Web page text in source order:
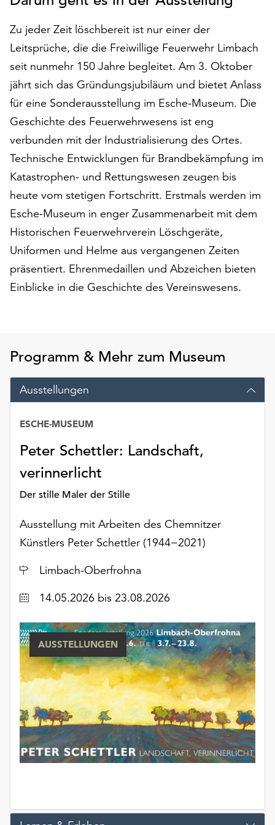
„Alle
akzeptieren“,
um
alle
Cookies
zu
akzeptieren.
Sie
können
Ihr
jederzeit
ändern
und
widerrufen.
Dafür
steht
Ihnen
am
Ende
Schaltfläche
„Cookie-
Einstellungen“
zur
Funktionale
werden
ohne
Ihr
weiterhin
ausgeführt.
Sie
verwendeten
anpassen,
erreichen
Sie
die
Einstellungen
über
die
Schaltfläche
„Auswählen“.
Weitere
Sie
Zu jeder Zeit löschbereit ist nur einer der
Leitsprüche, die die Freiwillige Feuerwehr Limbach
seit nunmehr 150 Jahre begleitet. Am 3. Oktober
jährt sich das Gründungsjubiläum und bietet Anlass
für eine Sonderausstellung im Esche-Museum. Die
Geschichte des Feuerwehrwesens ist eng
verbunden mit der Industrialisierung des Ortes.
Technische Entwicklungen für Brandbekämpfung im
Katastrophen- und Rettungswesen zeugen bis
heute vom stetigen Fortschritt. Erstmals werden im
Esche-Museum in enger Zusammenarbeit mit dem
Historischen Feuerwehrverein Löschgeräte,
Uniformen und Helme aus vergangenen Zeiten
präsentiert. Ehrenmedaillen und Abzeichen bieten
Einblicke in die Geschichte des Vereinswesens.
Programm & Mehr zum Museum
Ausstellungen
Peter Schettler: Landschaft,
verinnerlicht
Der stille Maler der Stille
ESCHE-MUSEUM
Ausstellung mit Arbeiten des Chemnitzer
Künstlers Peter Schettler (1944−2021)
Ort
Limbach-Oberfrohna
Datum14.05.2026 bis 23.08.2026
AUSSTELLUNGEN